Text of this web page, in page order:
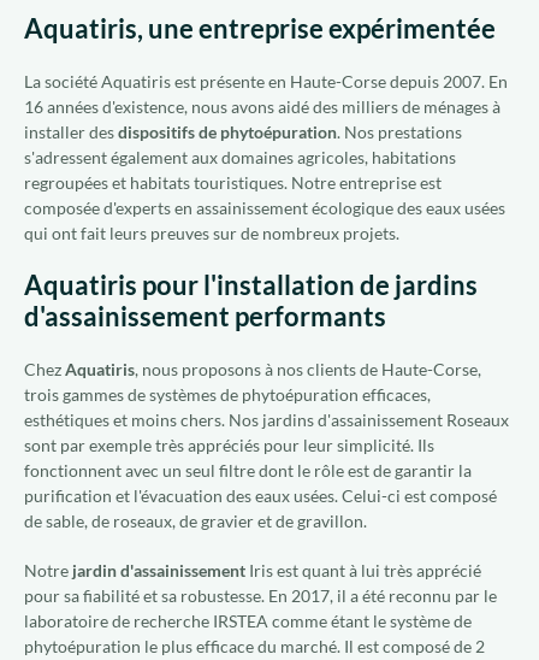
Aquatiris, une entreprise expérimentée
La société Aquatiris est présente en Haute-Corse depuis 2007. En
16 années d'existence, nous avons aidé des milliers de ménages à
installer desdispositifs de phytoépuration. Nos prestations
s'adressent également aux domaines agricoles, habitations
regroupées et habitats touristiques. Notre entreprise est
composée d'experts en assainissement écologique des eaux usées
qui ont fait leurs preuves sur de nombreux projets.
Aquatiris pour l'installation de jardins
d'assainissement performants
ChezAquatiris, nous proposons à nos clients de Haute-Corse,
trois gammes de systèmes de phytoépuration efficaces,
esthétiques et moins chers. Nos jardins d'assainissement Roseaux
sont par exemple très appréciés pour leur simplicité. Ils
fonctionnent avec un seul filtre dont le rôle est de garantir la
purification et l'évacuation des eaux usées. Celui-ci est composé
de sable, de roseaux, de gravier et de gravillon.
Notre jardin d'assainissement Iris est quant à lui très apprécié
pour sa fiabilité et sa robustesse. En 2017, il a été reconnu par le
laboratoire de recherche IRSTEA comme étant le système de
phytoépuration le plus efficace du marché. Il est composé de 2